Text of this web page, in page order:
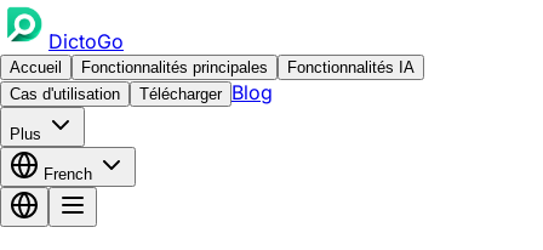
DictoGo
Accueil Fonctionnalités principales
Fonctionnalités IA
Cas d'utilisation
Télécharger Blog
Plus
French